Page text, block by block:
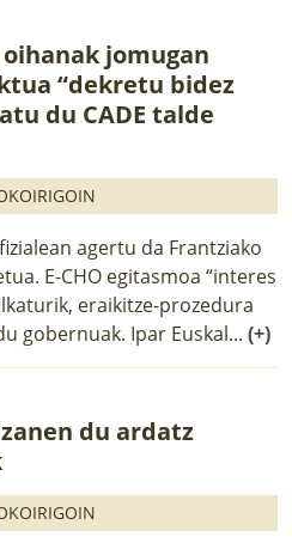
jomugan
“dekretu bidez
du CADE talde
agertu da Frantziako
E-CHO egitasmoa “interes
eraikitze-prozedura
gobernuak. Ipar Euskal... (+)
du ardatz